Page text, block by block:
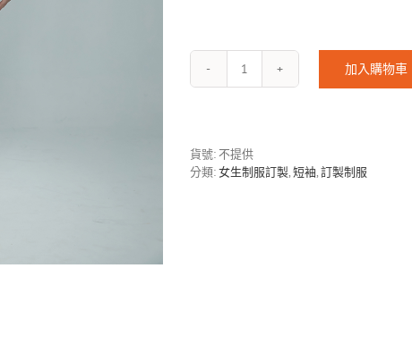
Leotard-
量
加入購物車
貨號:不提供
分類:女生制服訂製,短袖,訂製制服